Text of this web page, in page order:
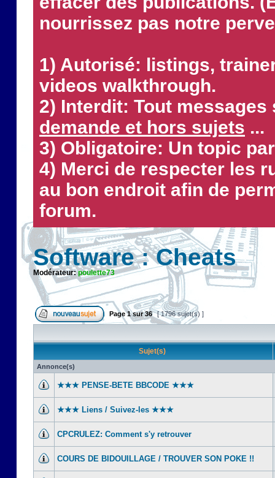
nourrissez pas notre
1) Autorisé: listings,
videos walkthrough.
2) Interdit: Tout
demande et hors sujets ...
3) Obligatoire: Un topic
4) Merci de respecter les
au bon endroit afin de
forum.
Software : Cheats
Modérateur:poulette73
Page1sur36 [ 1796 sujet(s) ]
Sujet(s)
Annonce(s)
★★★ PENSE-BETE BBCODE ★★★
★★★ Liens / Suivez-les ★★★
CPCRULEZ: Comment s'y retrouver‎
COURS DE BIDOUILLAGE / TROUVER SON POKE !!